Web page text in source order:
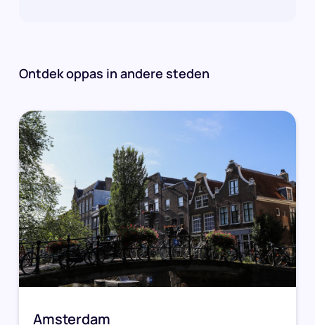
Ontdek oppas in andere steden
Amsterdam